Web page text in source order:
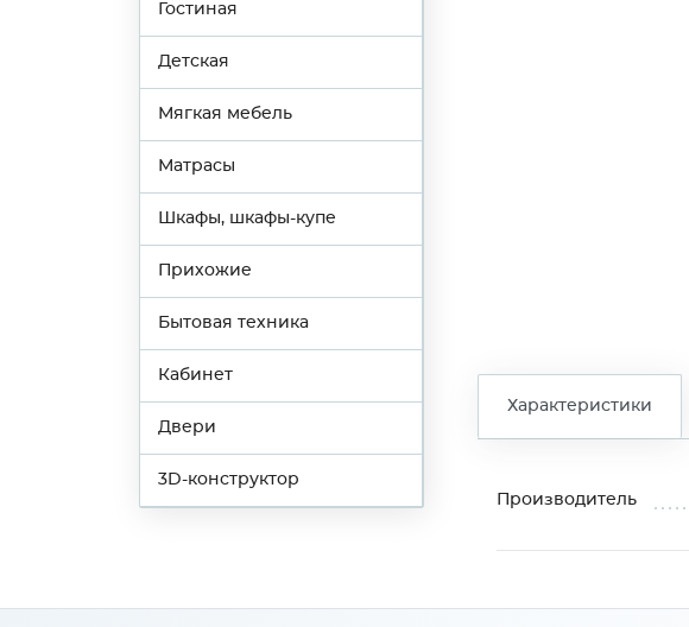
Гостиная
Детская
Мягкая мебель
Матрасы
Шкафы, шкафы-купе
Прихожие
Бытовая техника
Кабинет
Двери
3D-конструктор
Характеристики
Производитель